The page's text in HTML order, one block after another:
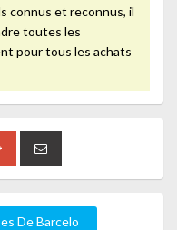
connus et reconnus, il
toutes les
pour tous les achats
De Barcelo